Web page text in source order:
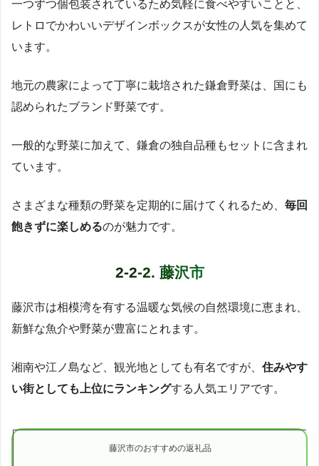
一つずつ個包装されているため気軽に食べやすいことと、
レトロでかわいいデザインボックスが女性の人気を集めて
います。
地元の農家によって丁寧に栽培された鎌倉野菜は、国にも
認められたブランド野菜です。
一般的な野菜に加えて、鎌倉の独自品種もセットに含まれ
ています。
さまざまな種類の野菜を定期的に届けてくれるため、 毎回
飽きずに楽しめるのが魅力です。
2-2-2. 藤沢市
藤沢市は相模湾を有する温暖な気候の自然環境に恵まれ、
新鮮な魚介や野菜が豊富にとれます。
湘南や江ノ島など、観光地としても有名ですが、 住みやす
い街としても上位にランキングする人気エリアです。
藤沢市のおすすめの返礼品